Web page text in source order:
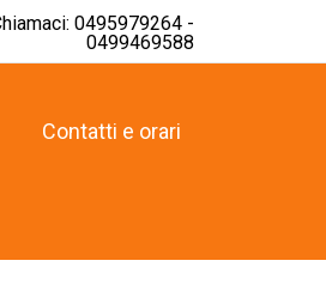
0495979264 -
0499469588
Contatti e orari